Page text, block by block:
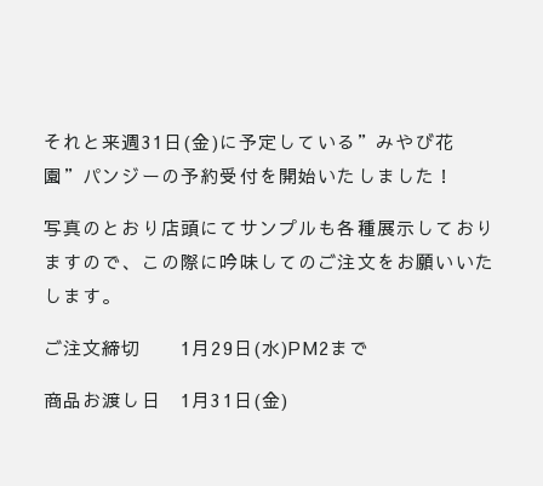
それと来週31日(金)に予定している”みやび花
園”パンジーの予約受付を開始いたしました！
写真のとおり店頭にてサンプルも各種展示しており
ますので、この際に吟味してのご注文をお願いいた
します。
ご注文締切 1月29日(水)PM2まで
商品お渡し日 1月31日(金)